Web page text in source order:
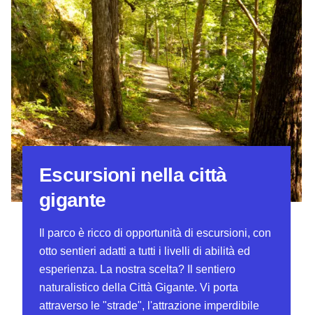
Escursioni nella città
gigante
Il parco è ricco di opportunità di escursioni, con
otto sentieri adatti a tutti i livelli di abilità ed
esperienza. La nostra scelta? Il sentiero
naturalistico della Città Gigante. Vi porta
attraverso le "strade", l'attrazione imperdibile